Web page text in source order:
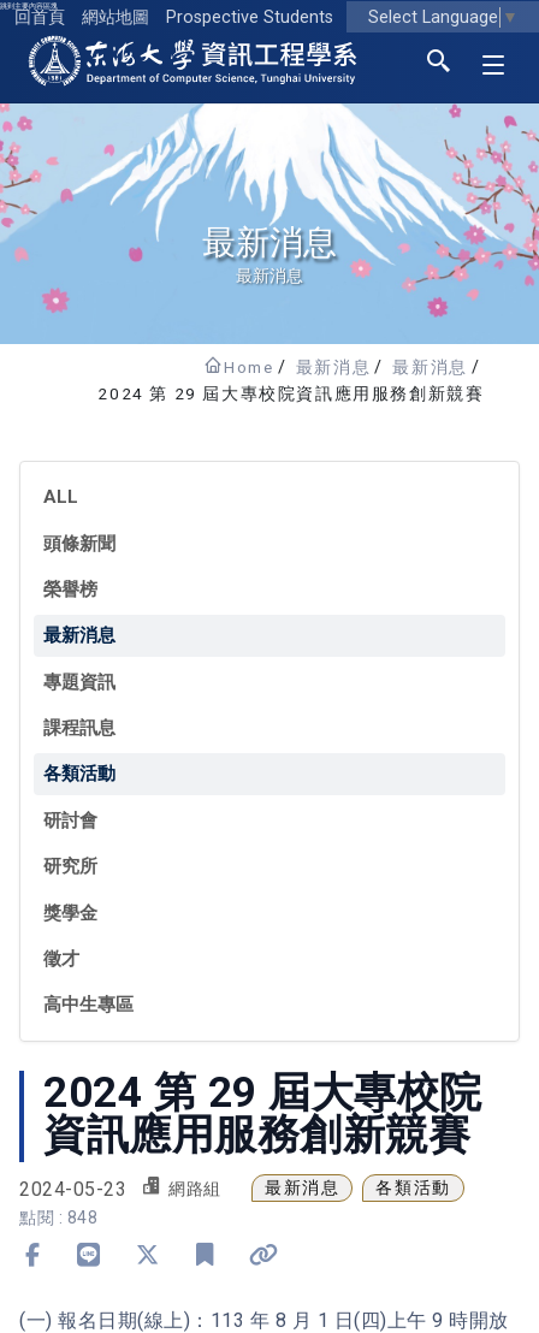
跳到主要內容區塊
回首頁 網站地圖 Prospective Students Select Language ▼
東海大學logo
最新消息
最新消息
Home 最新消息
最新消息
2024 第 29 屆大專校院資訊應用服務創新競賽
ALL
頭條新聞
榮譽榜
最新消息
專題資訊
課程訊息
各類活動
研討會
研究所
獎學金
徵才
高中生專區
2024 第 29 屆大專校院
資訊應用服務創新競賽
2024-05-23 網路組 最新消息
各類活動
點閱 : 848
(一) 報名日期(線上)：113 年 8 月 1 日(四)上午 9 時開放